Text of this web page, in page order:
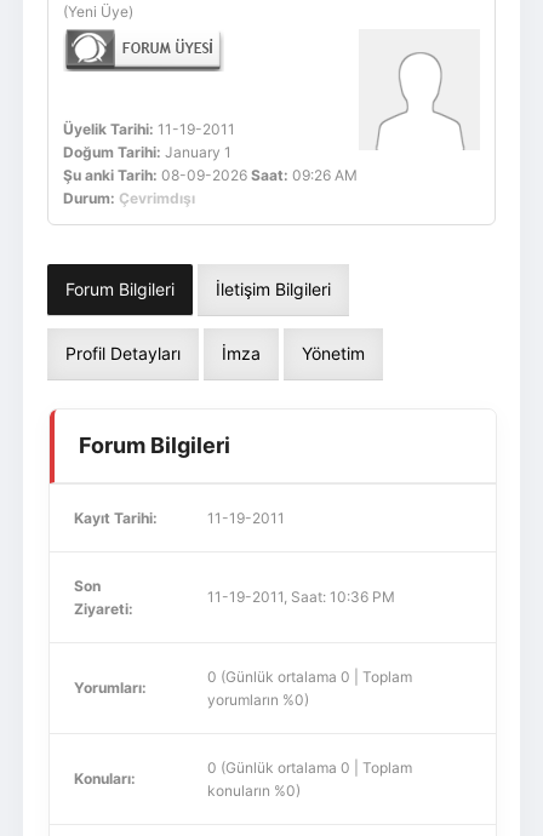
(Yeni Üye)
Üyelik Tarihi: 11-19-2011
Doğum Tarihi: January 1
Şu anki Tarih: 08-09-2026 Saat: 09:26 AM
Durum: Çevrimdışı
Forum Bilgileri İletişim Bilgileri
Profil Detayları İmza Yönetim
Forum Bilgileri
Kayıt Tarihi: 11-19-2011
Son
Ziyareti:
11-19-2011, Saat: 10:36 PM
Yorumları:
0 (Günlük ortalama 0 | Toplam
yorumların %0)
Konuları:
0 (Günlük ortalama 0 | Toplam
konuların %0)